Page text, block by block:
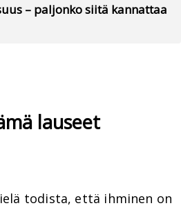
– paljonko siitä kannattaa
lauseet
todista, että ihminen on